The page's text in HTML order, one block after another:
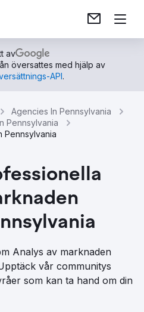
av
översattes med hjälp av
API.
Agencies In Pennsylvania
Pennsylvania
Pennsylvania
Analys av marknaden
vår communitys
som kan ta hand om din